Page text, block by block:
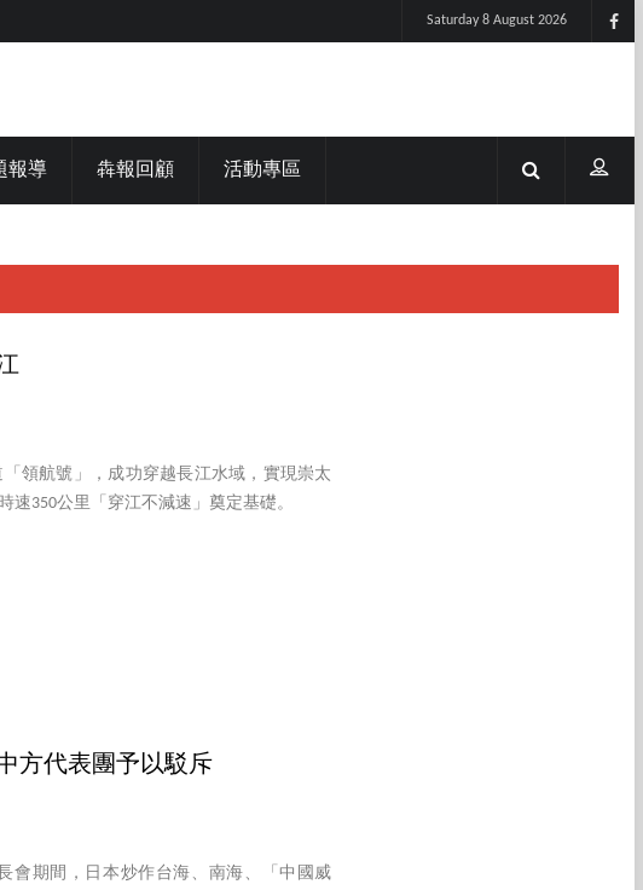
Saturday 8 August 2026
報導 犇報回顧 活動專區
領航號」，成功穿越長江水域，實現崇太
350公里「穿江不減速」奠定基礎。
方代表團予以駁斥
會期間，日本炒作台海、南海、「中國威